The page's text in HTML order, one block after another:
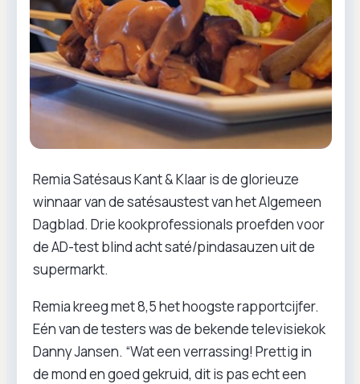
Remia Satésaus Kant & Klaar is de glorieuze
winnaar van de satésaustest van het Algemeen
Dagblad. Drie kookprofessionals proefden voor
de AD-test blind acht saté/pindasauzen uit de
supermarkt.
Remia kreeg met 8,5 het hoogste rapportcijfer.
Eén van de testers was de bekende televisiekok
Danny Jansen. “Wat een verrassing! Prettig in
de mond en goed gekruid, dit is pas echt een